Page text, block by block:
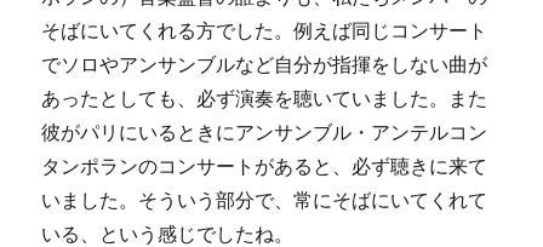
そばにいてくれる方でした。例えば同じコンサート
でソロやアンサンブルなど自分が指揮をしない曲が
あったとしても、必ず演奏を聴いていました。また
彼がパリにいるときにアンサンブル・アンテルコン
タンポランのコンサートがあると、必ず聴きに来て
いました。そういう部分で、常にそばにいてくれて
いる、という感じでしたね。